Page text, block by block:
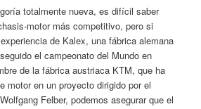
totalmente nueva, es difícil saber
motor más competitivo, pero si
de Kalex, una fábrica alemana
el campeonato del Mundo en
de la fábrica austriaca KTM, que ha
motor en un proyecto dirigido por el
Felber, podemos asegurar que el